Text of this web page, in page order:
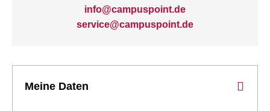
info@campuspoint.de
service@campuspoint.de
Meine Daten